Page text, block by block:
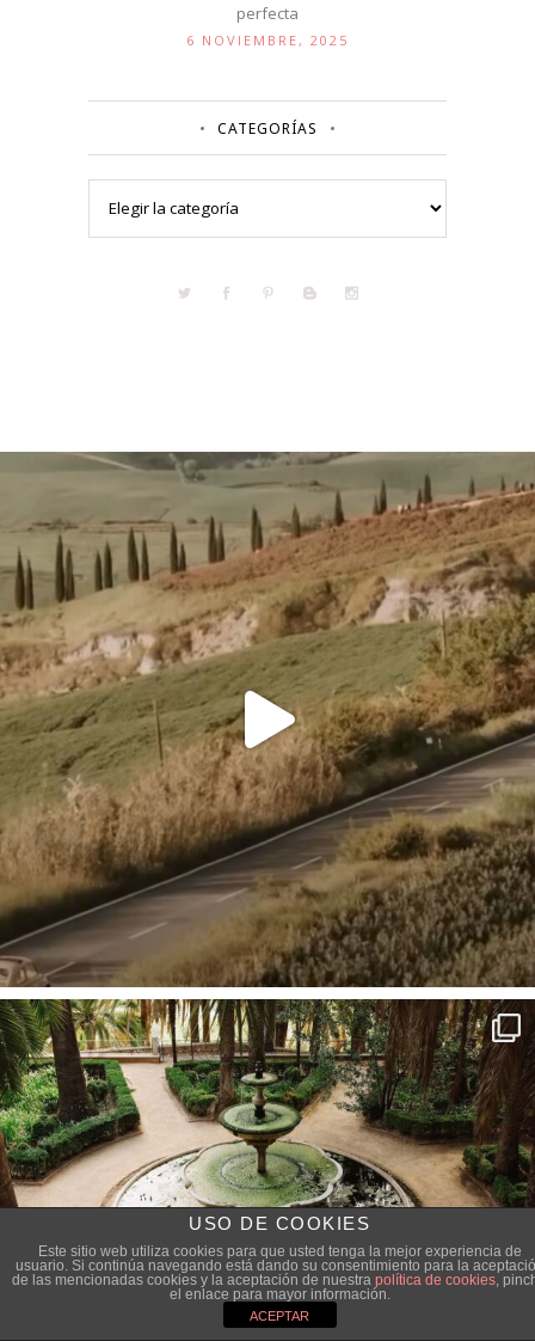
perfecta
6 NOVIEMBRE, 2025
CATEGORÍAS
USO DE COOKIES
Este sitio web utiliza cookies para que usted tenga la mejor experiencia de
usuario. Si continúa navegando está dando su consentimiento para la
de las mencionadas cookies y la aceptación de nuestra política de cookies,
el enlace para mayor información.
ACEPTAR